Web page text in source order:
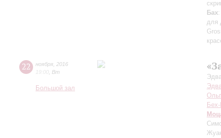
Бах
для
22 ноября 2016
19:00 Вт
Большой зал